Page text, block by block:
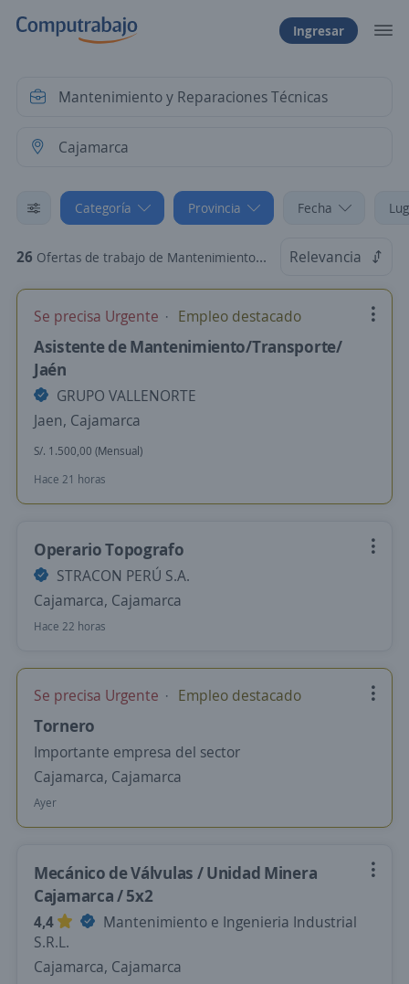
Ingresar
Categoría Provincia Fecha
26 Ofertas de trabajo de Mantenimiento y Reparaciones Técnicas en Cajamarca Relevancia
Se precisa Urgente Empleo destacado
Asistente de Mantenimiento/Transporte/
Jaén
GRUPO VALLENORTE
Jaen, Cajamarca
S/. 1.500,00 (Mensual)
Hace 21 horas
Operario Topografo
STRACON PERÚ S.A.
Cajamarca, Cajamarca
Hace 22 horas
Se precisa Urgente Empleo destacado
Tornero
Importante empresa del sector
Cajamarca, Cajamarca
Ayer
Mecánico de Válvulas / Unidad Minera
Cajamarca / 5x2
4,4
Mantenimiento e Ingenieria Industrial
S.R.L.
Cajamarca, Cajamarca